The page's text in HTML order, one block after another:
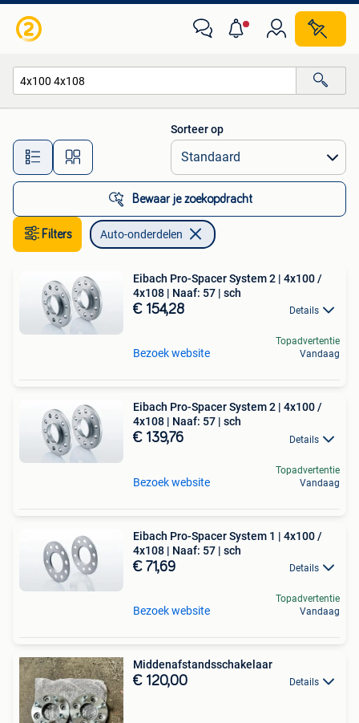
Alle afstanden…
Sorteer op
Bewaar je zoekopdracht
Filters Auto-onderdelen
Eibach Pro-Spacer System 2 | 4x100 /
4x108 | Naaf: 57 | sch
€ 154,28 Details
Bezoek website
Topadvertentie
Vandaag
Eibach Pro-Spacer System 2 | 4x100 /
4x108 | Naaf: 57 | sch
€ 139,76 Details
Bezoek website
Topadvertentie
Vandaag
Eibach Pro-Spacer System 1 | 4x100 /
4x108 | Naaf: 57 | sch
€ 71,69 Details
Bezoek website
Topadvertentie
Vandaag
Middenafstandsschakelaar
€ 120,00 Details